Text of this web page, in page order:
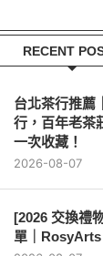
RECENT
台北茶行推薦
行，百年老茶
一次收藏！
2026-08-07
[2026 交換禮
單｜